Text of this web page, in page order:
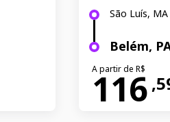
São Luís, MA
Belém,
A partir de R$
116 ,